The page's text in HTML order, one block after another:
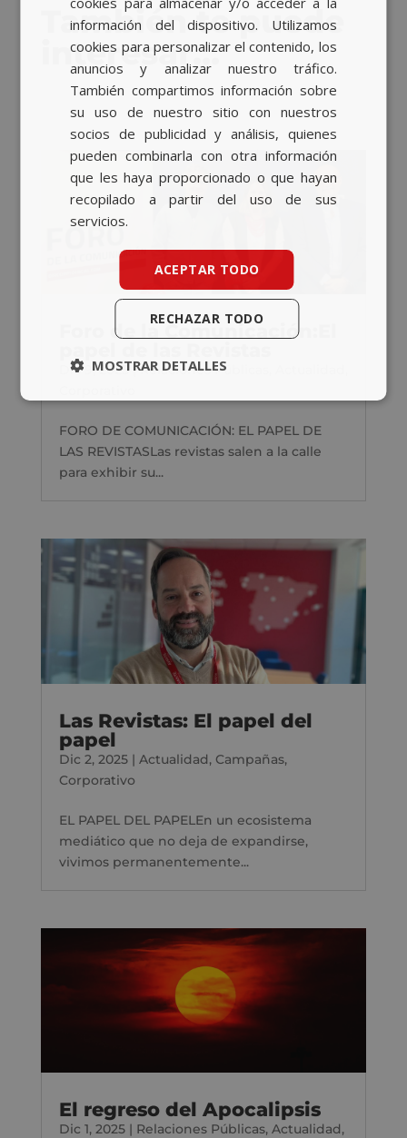
También te puede
interesar…
Foro de la Comunicación:El
Dic 9, 2025|Relaciones Públicas
FORO DE COMUNICACIÓN: EL PAPEL DE
LAS REVISTASLas revistas salen a la calle
para exhibir su...
Las Revistas: El papel del
papel
Dic 2, 2025| Actualidad, Campañas,
Corporativo
EL PAPEL DEL PAPELEn un ecosistema
mediático que no deja de expandirse,
vivimos permanentemente...
El regreso del Apocalipsis
Dic 1, 2025| Relaciones Públicas, Actualidad,
ENGLISH
información del dispositivo. Utilizamos
cookies para personalizar el contenido, los
anuncios y analizar nuestro tráfico.
También compartimos información sobre
su uso de nuestro sitio con nuestros
socios de publicidad y análisis, quienes
pueden combinarla con otra información
que les haya proporcionado o que hayan
recopilado a partir del uso de sus
servicios.
ACEPTAR TODO
RECHAZAR TODO
MOSTRAR DETALLES